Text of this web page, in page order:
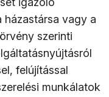
házastársa vagy a
szerinti
felújítással
munkálatok